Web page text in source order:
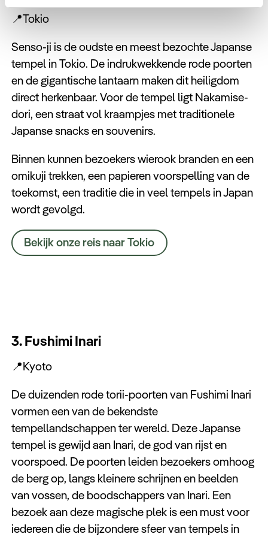
📍Tokio
Senso-ji is de oudste en meest bezochte Japanse
tempel in Tokio. De indrukwekkende rode poorten
en de gigantische lantaarn maken dit heiligdom
direct herkenbaar. Voor de tempel ligt Nakamise-
dori, een straat vol kraampjes met traditionele
Japanse snacks en souvenirs.
Binnen kunnen bezoekers wierook branden en een
omikuji trekken, een papieren voorspelling van de
toekomst, een traditie die in veel tempels in Japan
wordt gevolgd.
Bekijk onze reis naar Tokio
3. Fushimi Inari
📍Kyoto
De duizenden rode torii-poorten van Fushimi Inari
vormen een van de bekendste
tempellandschappen ter wereld. Deze Japanse
tempel is gewijd aan Inari, de god van rijst en
voorspoed. De poorten leiden bezoekers omhoog
de berg op, langs kleinere schrijnen en beelden
van vossen, de boodschappers van Inari. Een
bezoek aan deze magische plek is een must voor
iedereen die de bijzondere sfeer van tempels in